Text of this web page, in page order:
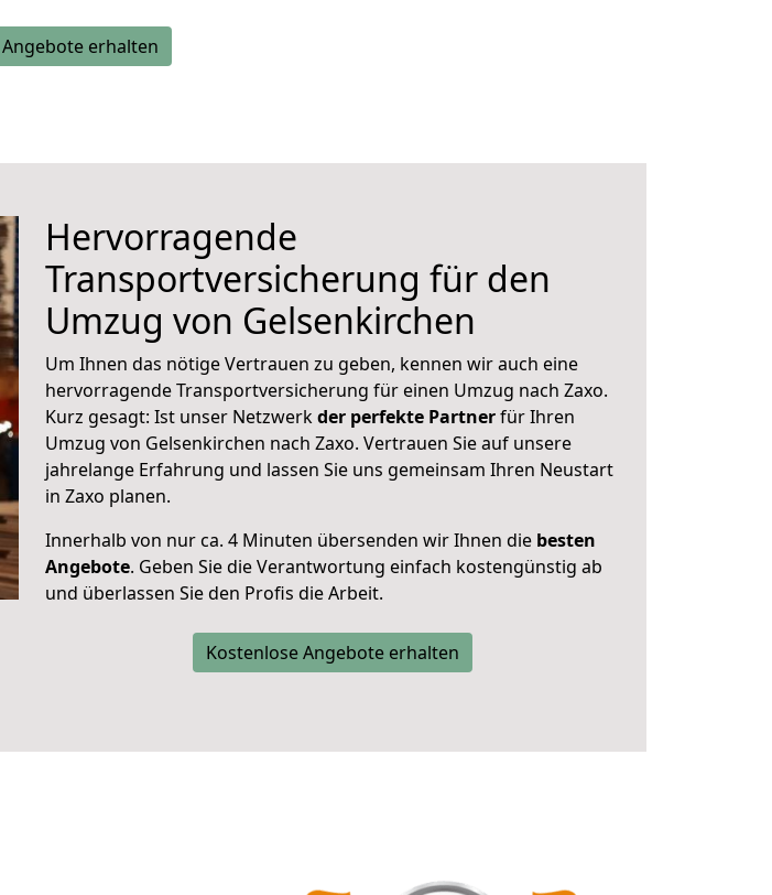
erhalten
Hervorragende
Transportversicherung für den
Umzug von Gelsenkirchen
Um Ihnen das nötige Vertrauen zu geben, kennen wir auch eine
hervorragende Transportversicherung für einen Umzug nach Zaxo.
Kurz gesagt: Ist unser Netzwerkder perfekte Partnerfür Ihren
Umzug von Gelsenkirchen nach Zaxo. Vertrauen Sie auf unsere
jahrelange Erfahrung und lassen Sie uns gemeinsam Ihren Neustart
in Zaxo planen.
Innerhalb von nur ca. 4 Minuten übersenden wir Ihnen die besten
Angebote. Geben Sie die Verantwortung einfach kostengünstig ab
und überlassen Sie den Profis die Arbeit.
Kostenlose Angebote erhalten